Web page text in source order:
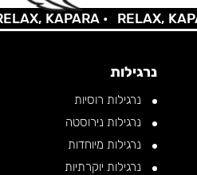
KAPARA • RELAX,
נרגילות
נרגילות רוסיות
נרגילות נירוסטה
נרגילות מיוחדות
נרגילות יוקרתיות